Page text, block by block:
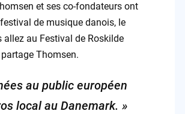
et ses co-fondateurs ont
de musique danois, le
au Festival de Roskilde
Thomsen.
au public européen
local au Danemark. »